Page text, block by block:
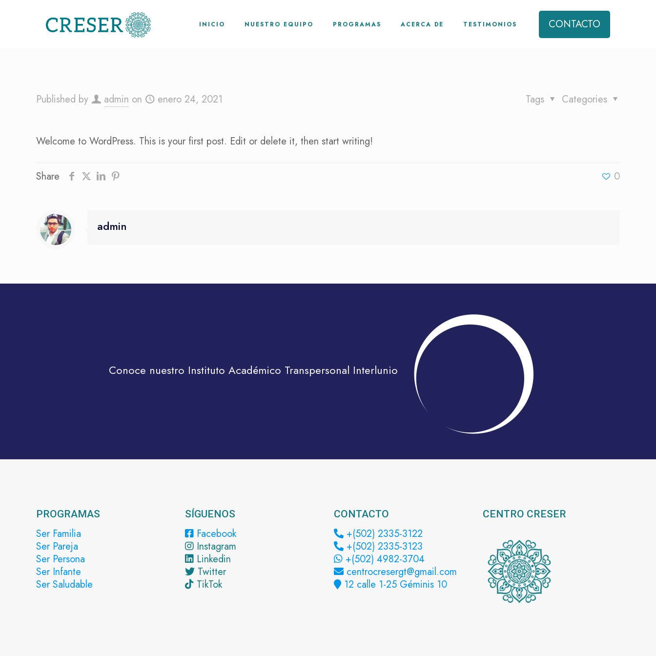
INICIO NUESTRO EQUIPO PROGRAMAS ACERCA DE TESTIMONIOS CONTACTO
Published by admin on enero 24, 2021 Categories
Tags
Welcome to WordPress. This is your first post. Edit or delete it, then start writing!
Share 0
admin
Conoce nuestro Instituto Académico Transpersonal Interlunio
PROGRAMAS
Ser Familia
Ser Pareja
Ser Persona
Ser Infante
Ser Saludable
SÍGUENOS
Facebook
Instagram
Linkedin
Twitter
TikTok
CONTACTO
+(502) 2335-3122
+(502) 2335-3123
+(502) 4982-3704
centrocresergt@gmail.com
12 calle 1-25 Géminis 10
CENTRO CRESER